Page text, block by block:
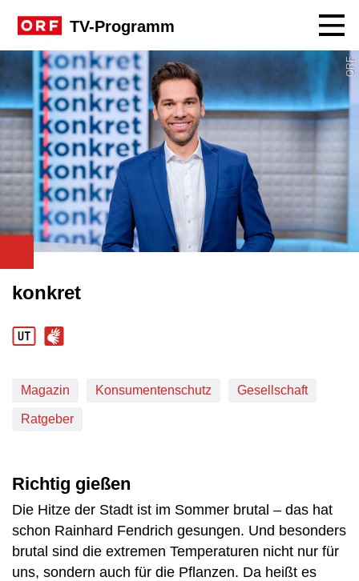
TV-Programm
ORF
konkret
Magazin Konsumentenschutz Gesellschaft
Ratgeber
Richtig gießen
Die Hitze der Stadt ist im Sommer brutal – das hat
schon Rainhard Fendrich gesungen. Und besonders
brutal sind die extremen Temperaturen nicht nur für
uns, sondern auch für die Pflanzen. Da heißt es